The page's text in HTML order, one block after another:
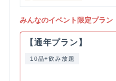
みんなのイベント限定プラン
【通年プラン】
10品+飲み放題